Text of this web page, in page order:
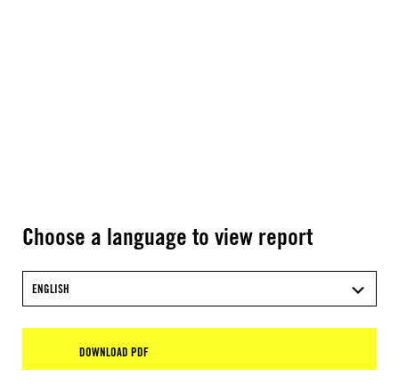
Choose a language to view report
ENGLISH
DOWNLOAD PDF